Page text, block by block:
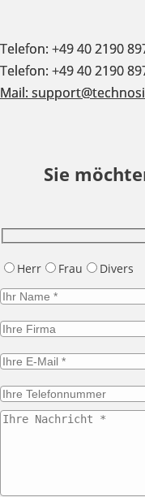
Telefon: +49 40 2190
Telefon: +49 40 2190
Mail:
Sie
Herr Frau Divers